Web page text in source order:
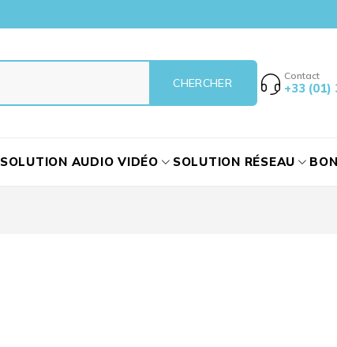
Contact
+33 (01)
SOLUTION AUDIO VIDÉO SOLUTION RÉSEAU